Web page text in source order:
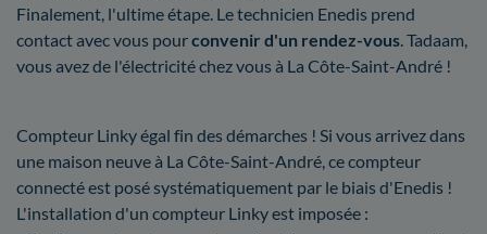
Finalement, l'ultime étape. Le technicien Enedis prend
contact avec vous pourconvenir d'un rendez-vous. Tadaam,
vous avez de l'électricité chez vous à La Côte-Saint-André !
Compteur Linky égal fin des démarches ! Si vous arrivez dans
une maison neuve à La Côte-Saint-André, ce compteur
connecté est posé systématiquement par le biais d'Enedis !
L'installation d'un compteur Linky est imposée :